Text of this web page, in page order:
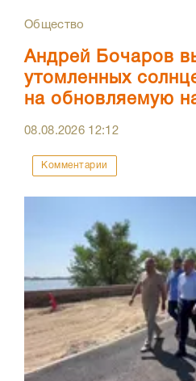
Общество
Андрей Бочаров
утомленных
на обновляемую
08.08.2026 12:12
Комментарии